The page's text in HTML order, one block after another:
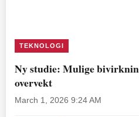
TEKNOLOGI
Ny studie: Mulige
overvekt
March 1, 2026 9:24 AM